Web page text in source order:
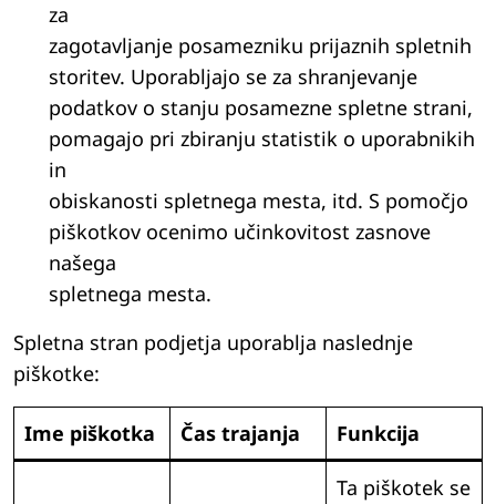
za
zagotavljanje posamezniku prijaznih spletnih
storitev. Uporabljajo se za shranjevanje
podatkov o stanju posamezne spletne strani,
pomagajo pri zbiranju statistik o uporabnikih
in
obiskanosti spletnega mesta, itd. S pomočjo
piškotkov ocenimo učinkovitost zasnove
našega
spletnega mesta.
Spletna stran podjetja uporablja naslednje
piškotke:
Ime piškotka Čas trajanja Funkcija
Ta piškotek se